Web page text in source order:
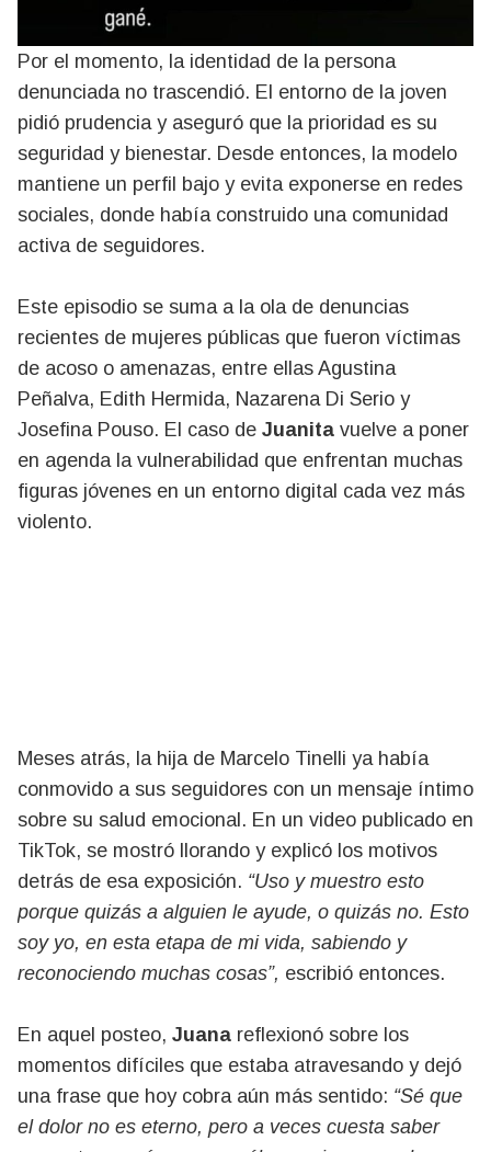
Por el momento, la identidad de la persona
denunciada no trascendió. El entorno de la joven
pidió prudencia y aseguró que la prioridad es su
seguridad y bienestar. Desde entonces, la modelo
mantiene un perfil bajo y evita exponerse en redes
sociales, donde había construido una comunidad
activa de seguidores.
Este episodio se suma a la ola de denuncias
recientes de mujeres públicas que fueron víctimas
de acoso o amenazas, entre ellas Agustina
Peñalva, Edith Hermida, Nazarena Di Serio y
Josefina Pouso. El caso de Juanita vuelve a poner
en agenda la vulnerabilidad que enfrentan muchas
figuras jóvenes en un entorno digital cada vez más
violento.
Meses atrás, la hija de Marcelo Tinelli ya había
conmovido a sus seguidores con un mensaje íntimo
sobre su salud emocional. En un video publicado en
TikTok, se mostró llorando y explicó los motivos
detrás de esa exposición. “Uso y muestro esto
porque quizás a alguien le ayude, o quizás no. Esto
soy yo, en esta etapa de mi vida, sabiendo y
reconociendo muchas cosas”, escribió entonces.
En aquel posteo, Juana reflexionó sobre los
momentos difíciles que estaba atravesando y dejó
una frase que hoy cobra aún más sentido: “Sé que
el dolor no es eterno, pero a veces cuesta saber